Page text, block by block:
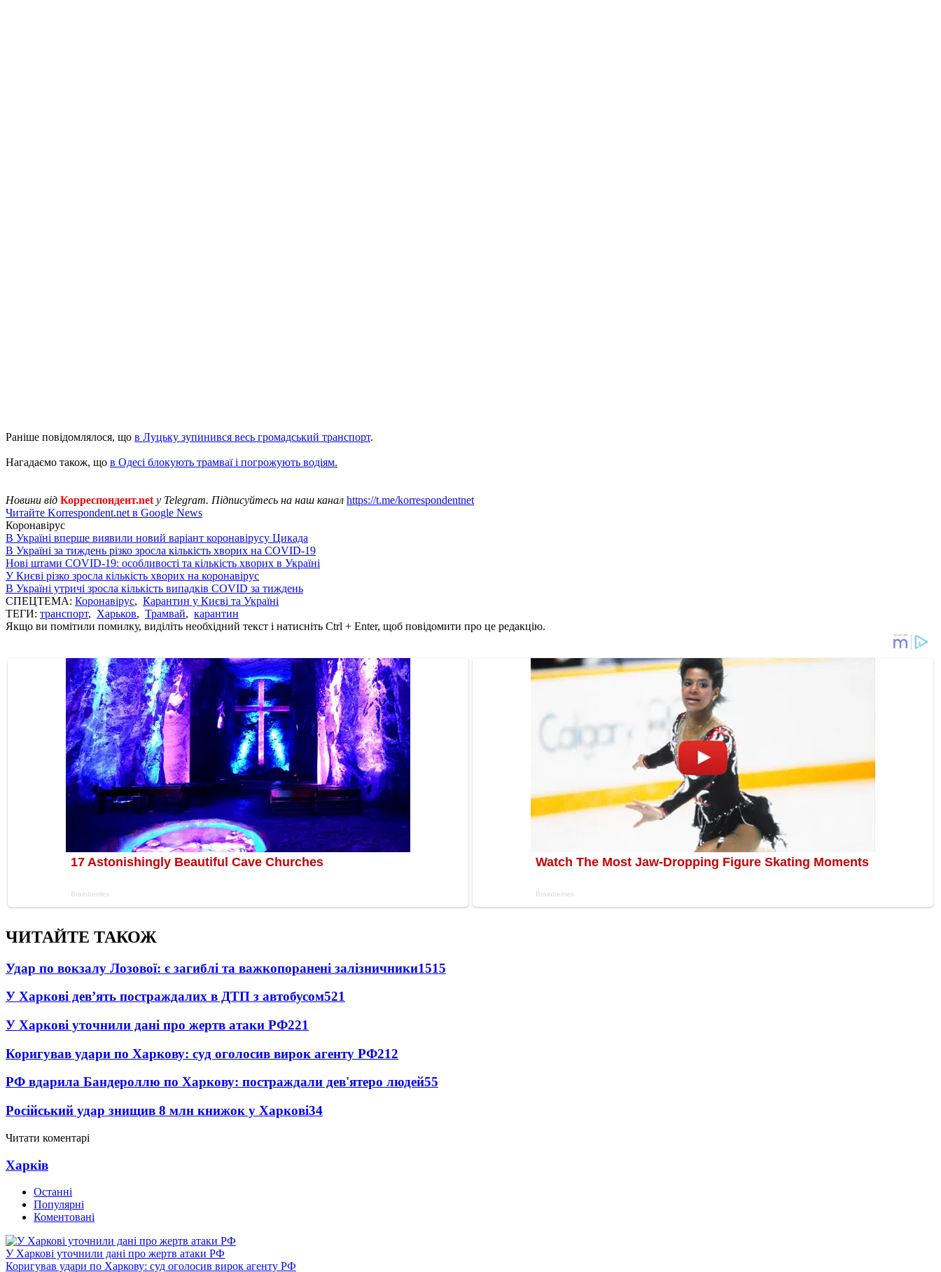
Раніше повідомлялося, що в Луцьку зупинився весь громадський транспорт.
Нагадаємо також, що в Одесі блокують трамваї і погрожують водіям.
Новини від Корреспондент.net у Telegram. Підписуйтесь на наш канал https://t.me/korrespondentnet
Читайте Korrespondent.net в Google News
Коронавірус
В Україні вперше виявили новий варіант коронавірусу Цикада
В Україні за тиждень різко зросла кількість хворих на COVID-19
Нові штами COVID-19: особливості та кількість хворих в Україні
У Києві різко зросла кількість хворих на коронавірус
В Україні утричі зросла кількість випадків COVID за тиждень
СПЕЦТЕМА: Коронавірус, Карантин у Києві та Україні
ТЕГИ: транспорт, Харьков, Трамвай, карантин
Якщо ви помітили помилку, виділіть необхідний текст і натисніть Ctrl + Enter, щоб повідомити про це редакцію.
ЧИТАЙТЕ ТАКОЖ
Удар по вокзалу Лозової: є загиблі та важкопоранені залізничники1515
У Харкові дев’ять постраждалих в ДТП з автобусом521
У Харкові уточнили дані про жертв атаки РФ221
Коригував удари по Харкову: суд оголосив вирок агенту РФ212
РФ вдарила Бандероллю по Харкову: постраждали дев'ятеро людей55
Російський удар знищив 8 млн книжок у Харкові34
Читати коментарі
Харків
Останні
Популярні
Коментовані
У Харкові уточнили дані про жертв атаки РФ
Коригував удари по Харкову: суд оголосив вирок агенту РФ